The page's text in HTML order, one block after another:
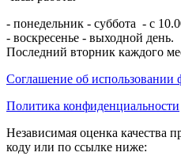
- понедельник - суббота - с
- воскресенье - выходной день.
Последний вторник каждого
Соглашение об использовании
Политика конфиденциальности
Независимая оценка качества
коду или по ссылке ниже: